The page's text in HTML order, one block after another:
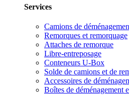
Services
Camions de
Remorques et remorquage
Attaches de remorque
Libre-entreposage
Conteneurs U-Box
Solde de camions et de
Accessoires de
Boîtes de déménagement